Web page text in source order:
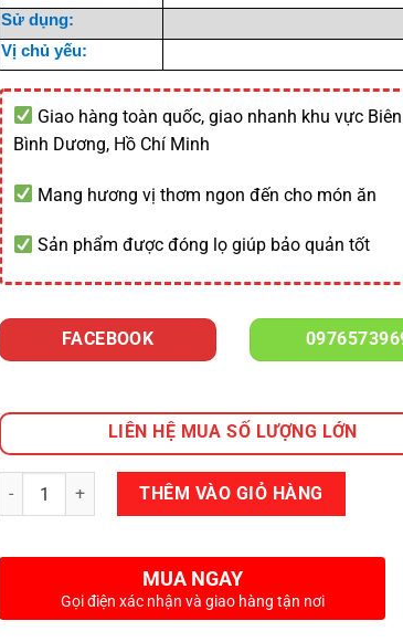
Sử dụng:
Vị chủ yếu:
Giao hàng toàn quốc, giao nhanh khu vực
Bình Dương, Hồ Chí Minh
Mang hương vị thơm ngon đến cho món ăn
Sản phẩm được đóng lọ giúp bảo quản tốt
FACEBOOK
LIÊN HỆ MUA SỐ LƯỢNG LỚN
Số lượng THÊM VÀO GIỎ HÀNG
MUA NGAY
Gọi điện xác nhận và giao hàng tận nơi